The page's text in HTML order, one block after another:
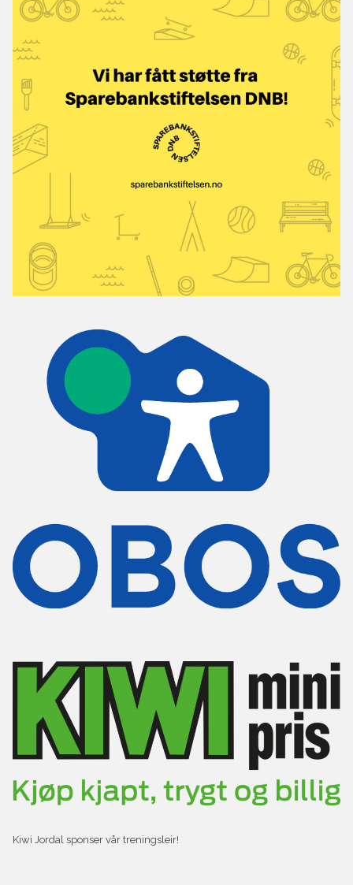
Kiwi Jordal sponser vår treningsleir!